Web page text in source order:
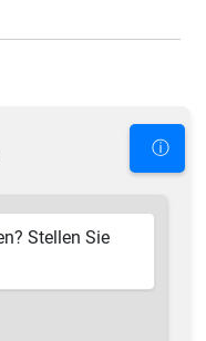
ⓘ
Stellen Sie